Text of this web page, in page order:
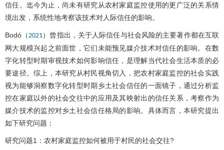
信任。迄今为止，尚未有研究从农村家庭监控使用的更广泛的关系情
境出发，系统性地考察该技术对人际信任的影响。
Bodó（2021）曾指出，关于人际信任与社会风险的主要著作都在互联
网大规模兴起之前面世，它们未能预见媒介技术对信任的影响。在数
字化转型时期审视技术如何影响信任，是理解当代社会生活本质的必
要途径。综上，本研究从村民视角切入，把农村家庭监控的社会实践
视为能够洞察数字化转型时期乡土社会信任的一面镜子，通过分析监
控在家庭以外的社会交往中的应用及其映射出的信任关系，考察作为
媒介技术的监控对乡土社会信任格局的影响。具体而言，本研究提出
如下研究问题：
研究问题1：农村家庭监控如何被用于村民的社会交往?